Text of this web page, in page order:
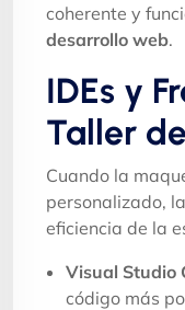
coherente y
desarrollo web.
IDEs y
Taller
Cuando la
personalizado,
eficiencia de la
Visual Studio
código más